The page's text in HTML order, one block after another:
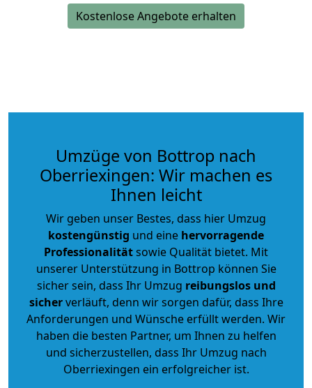
Kostenlose Angebote erhalten
Umzüge von Bottrop nach
Oberriexingen: Wir machen es
Ihnen leicht
Wir geben unser Bestes, dass hier Umzug
kostengünstig und eine hervorragende
Professionalitätsowie Qualität bietet. Mit
unserer Unterstützung in Bottrop können Sie
sicher sein, dass Ihr Umzug reibungslos und
sicherverläuft, denn wir sorgen dafür, dass Ihre
Anforderungen und Wünsche erfüllt werden. Wir
haben die besten Partner, um Ihnen zu helfen
und sicherzustellen, dass Ihr Umzug nach
Oberriexingen ein erfolgreicher ist.